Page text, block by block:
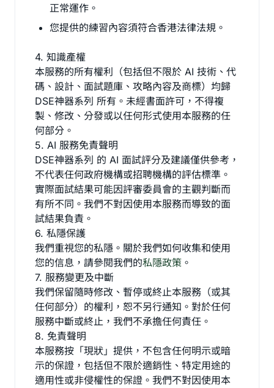
正常運作。
您提供的練習內容須符合香港法律法規。
4. 知識產權
本服務的所有權利（包括但不限於 AI 技術、代
碼、設計、面試題庫、攻略內容及商標）均歸
DSE神器系列 所有。未經書面許可，不得複
製、修改、分發或以任何形式使用本服務的任
何部分。
5. AI 服務免責聲明
DSE神器系列 的 AI 面試評分及建議僅供參考，
不代表任何政府機構或招聘機構的評估標準。
實際面試結果可能因評審委員會的主觀判斷而
有所不同。我們不對因使用本服務而導致的面
試結果負責。
6. 私隱保護
我們重視您的私隱。關於我們如何收集和使用
您的信息，請參閱我們的私隱政策 。
7. 服務變更及中斷
我們保留隨時修改、暫停或終止本服務（或其
任何部分）的權利，恕不另行通知。對於任何
服務中斷或終止，我們不承擔任何責任。
8. 免責聲明
本服務按「現狀」提供，不包含任何明示或暗
示的保證，包括但不限於適銷性、特定用途的
適用性或非侵權性的保證。我們不對因使用本